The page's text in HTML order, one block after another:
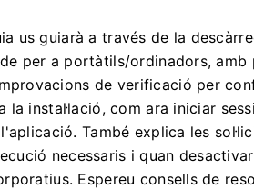
us guiarà a través de la
per a portàtils/ordinadors,
de verificació per
la instal·lació, com ara iniciar
També explica les
necessaris i quan
Espereu consells de